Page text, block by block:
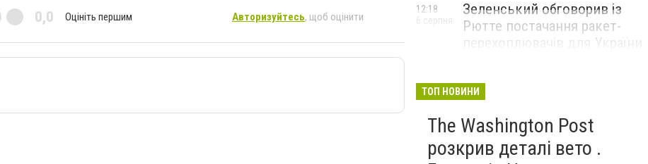
0,0 Оцініть першим Авторизуйтесь, щоб оцінити
Зеленський обговорив із
Рютте постачання ракет-
перехоплювачів для України
12:18
6 серпня
ТОП НОВИНИ
The Washington Post
розкрив деталі вето .